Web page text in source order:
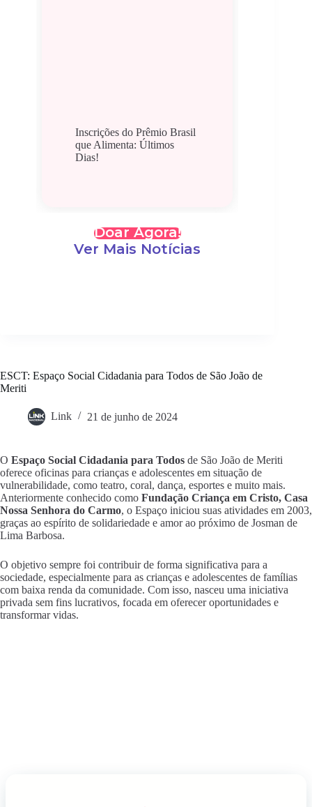
Inscrições do Prêmio Brasil
que Alimenta: Últimos
Dias!
Doar Agora!
Ver Mais Notícias
ESCT: Espaço Social Cidadania para Todos de São João de
Meriti
Link 21 de junho de 2024
O Espaço Social Cidadania para Todos de São João de Meriti
oferece oficinas para crianças e adolescentes em situação de
vulnerabilidade, como teatro, coral, dança, esportes e muito mais.
Anteriormente conhecido como Fundação Criança em Cristo, Casa
Nossa Senhora do Carmo, o Espaço iniciou suas atividades em 2003,
graças ao espírito de solidariedade e amor ao próximo de Josman de
Lima Barbosa.
O objetivo sempre foi contribuir de forma significativa para a
sociedade, especialmente para as crianças e adolescentes de famílias
com baixa renda da comunidade. Com isso, nasceu uma iniciativa
privada sem fins lucrativos, focada em oferecer oportunidades e
transformar vidas.